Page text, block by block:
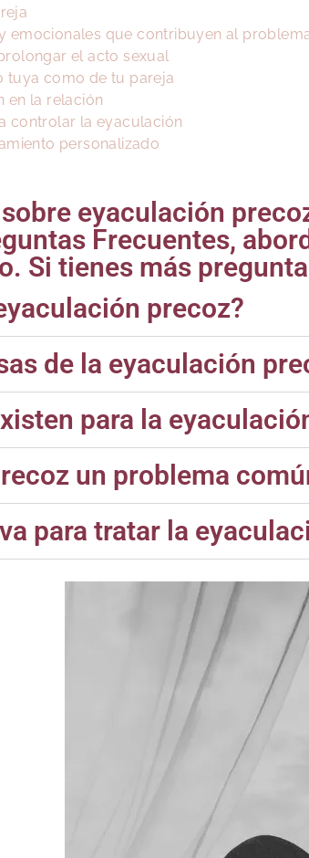
emocionales que contribuyen al
el acto sexual
tuya como de tu pareja
en la relación
controlar la eyaculación
personalizado
eyaculación
Frecuentes,
Si tienes más
precoz?
de la eyaculación
para la
un problema
para tratar la